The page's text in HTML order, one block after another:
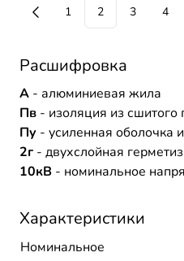
1 2 3 4
Расшифровка
А - алюминиевая жила
Пв - изоляция из сшитого
Пу - усиленная оболочка
2г - двухслойная
10кВ - номинальное
Характеристики
Номинальное